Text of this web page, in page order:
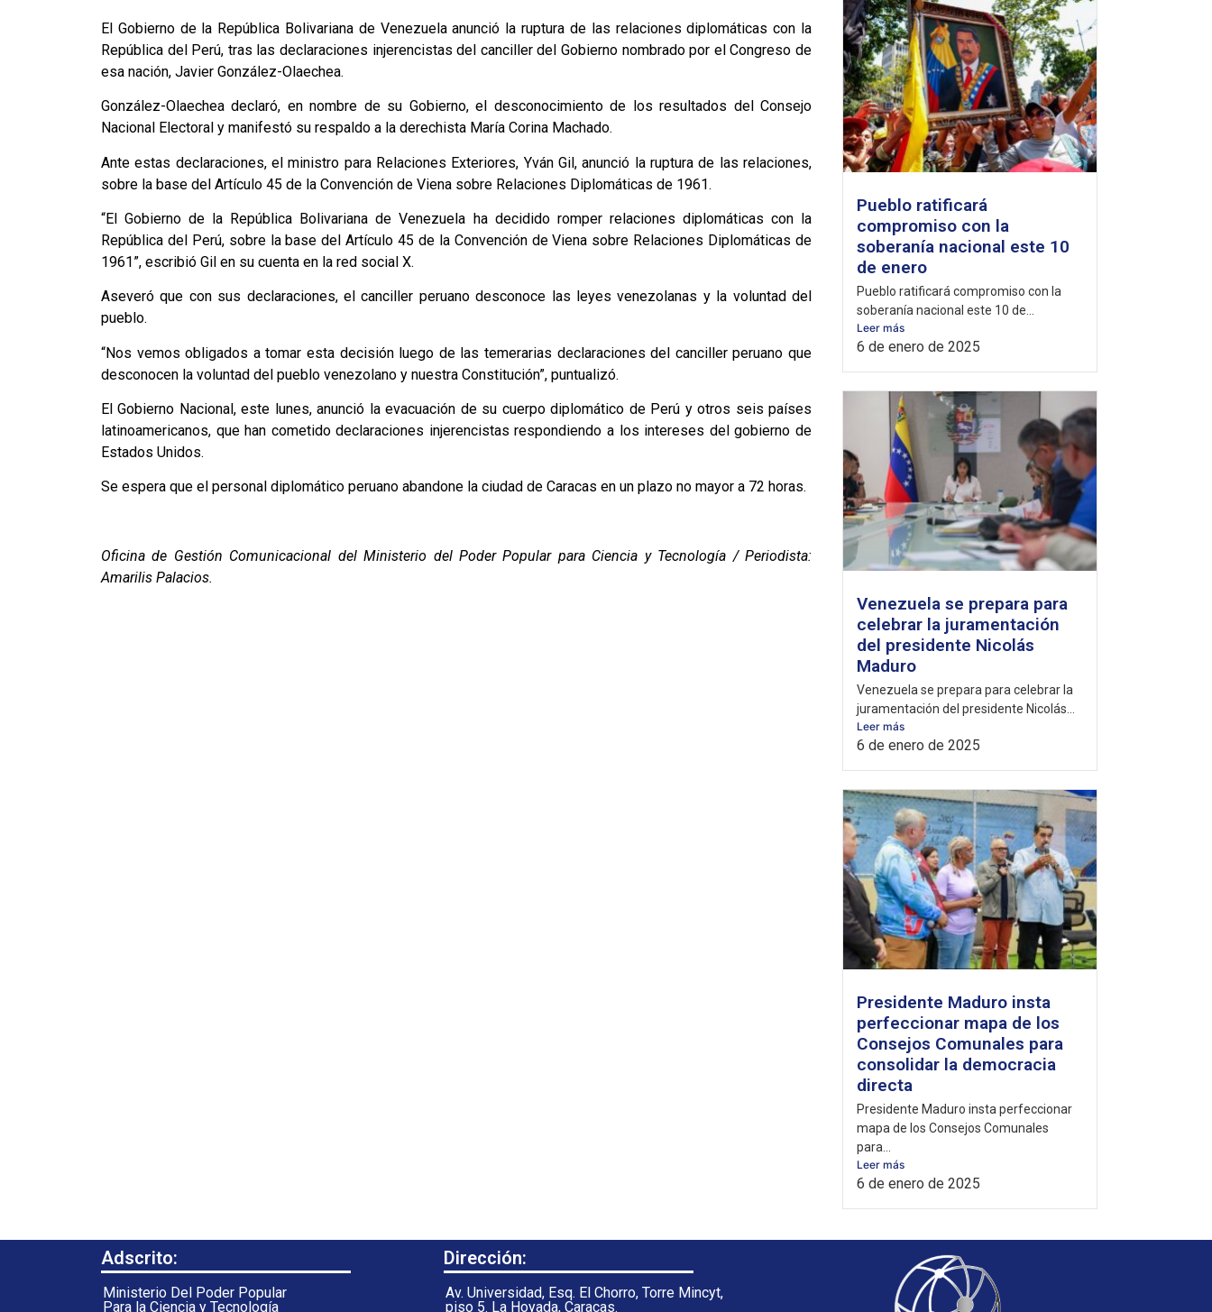
El Gobierno de la República Bolivariana de Venezuela anunció la ruptura de las relaciones diplomáticas con la
República del Perú, tras las declaraciones injerencistas del canciller del Gobierno nombrado por el Congreso de
esa nación, Javier González-Olaechea.
González-Olaechea declaró, en nombre de su Gobierno, el desconocimiento de los resultados del Consejo
Nacional Electoral y manifestó su respaldo a la derechista María Corina Machado.
Ante estas declaraciones, el ministro para Relaciones Exteriores, Yván Gil, anunció la ruptura de las relaciones,
sobre la base del Artículo 45 de la Convención de Viena sobre Relaciones Diplomáticas de 1961.
“El Gobierno de la República Bolivariana de Venezuela ha decidido romper relaciones diplomáticas con la
República del Perú, sobre la base del Artículo 45 de la Convención de Viena sobre Relaciones Diplomáticas de
1961”, escribió Gil en su cuenta en la red social X.
Aseveró que con sus declaraciones, el canciller peruano desconoce las leyes venezolanas y la voluntad del
pueblo.
“Nos vemos obligados a tomar esta decisión luego de las temerarias declaraciones del canciller peruano que
desconocen la voluntad del pueblo venezolano y nuestra Constitución”, puntualizó.
El Gobierno Nacional, este lunes, anunció la evacuación de su cuerpo diplomático de Perú y otros seis países
latinoamericanos, que han cometido declaraciones injerencistas respondiendo a los intereses del gobierno de
Estados Unidos.
Se espera que el personal diplomático peruano abandone la ciudad de Caracas en un plazo no mayor a 72 horas.
Oficina de Gestión Comunicacional del Ministerio del Poder Popular para Ciencia y Tecnología / Periodista:
Amarilis Palacios.
Pueblo ratificará
compromiso con la
soberanía nacional este 10
de enero
Pueblo ratificará compromiso con la
soberanía nacional este 10 de...
Leer más
6 de enero de 2025
Venezuela se prepara para
celebrar la juramentación
del presidente Nicolás
Maduro
Venezuela se prepara para celebrar la
juramentación del presidente Nicolás...
Leer más
6 de enero de 2025
Presidente Maduro insta
perfeccionar mapa de los
Consejos Comunales para
consolidar la democracia
directa
Presidente Maduro insta perfeccionar
mapa de los Consejos Comunales
para...
Leer más
6 de enero de 2025
Adscrito:
Ministerio Del Poder Popular
Para la Ciencia y Tecnología
Dirección:
Av. Universidad, Esq. El Chorro, Torre Mincyt,
piso 5. La Hoyada, Caracas.